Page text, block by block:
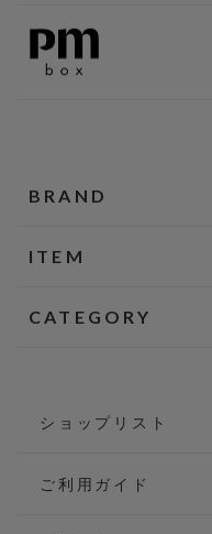
BRAND
ITEM
CATEGORY
ショップリスト
ご利用ガイド